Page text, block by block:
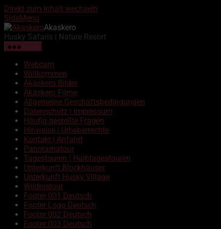
Direkt zum Inhalt wechseln
SideMenu
Akaskero
Husky Safaris | Nature Resort
Webcam
Willkommen
Äkäskero Bilder
Äkäskero Filme
Allgemeine Geschäftsbedingungen
Datenschutz | Impressum
Häufig gestellte Fragen
Hinweise | Urheberrechte
Kontakt | Anfahrt
Panoramatour
Tagestouren | Halbtagestouren
Unterkunft Blockhäuser
Unterkunft Husky Village
Wildnistour
Footer 001 Deutsch
Footer Logo Deutsch
Footer 002 Deutsch
Footer 003 Deutsch